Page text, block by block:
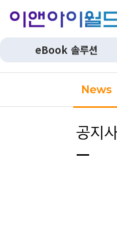
eBook 솔루션
News